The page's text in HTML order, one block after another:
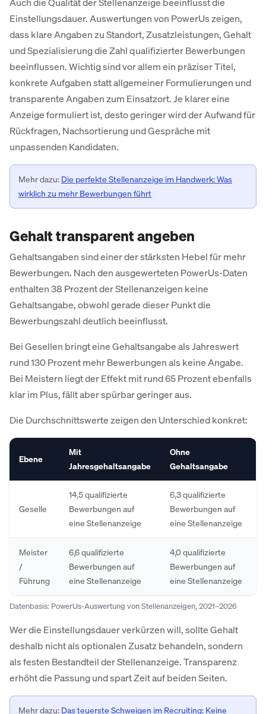
Einstellungsdauer. Auswertungen von PowerUs zeigen,
dass klare Angaben zu Standort, Zusatzleistungen, Gehalt
und Spezialisierung die Zahl qualifizierter Bewerbungen
beeinflussen. Wichtig sind vor allem ein präziser Titel,
konkrete Aufgaben statt allgemeiner Formulierungen und
transparente Angaben zum Einsatzort. Je klarer eine
Anzeige formuliert ist, desto geringer wird der Aufwand für
Rückfragen, Nachsortierung und Gespräche mit
unpassenden Kandidaten.
Mehr dazu: Die perfekte Stellenanzeige im Handwerk: Was
wirklich zu mehr Bewerbungen führt
Gehalt transparent angeben
Gehaltsangaben sind einer der stärksten Hebel für mehr
Bewerbungen. Nach den ausgewerteten PowerUs-Daten
enthalten 38 Prozent der Stellenanzeigen keine
Gehaltsangabe, obwohl gerade dieser Punkt die
Bewerbungszahl deutlich beeinflusst.
Bei Gesellen bringt eine Gehaltsangabe als Jahreswert
rund 130 Prozent mehr Bewerbungen als keine Angabe.
Bei Meistern liegt der Effekt mit rund 65 Prozent ebenfalls
klar im Plus, fällt aber spürbar geringer aus.
Die Durchschnittswerte zeigen den Unterschied konkret:
Ebene
Mit
Jahresgehaltsangabe
Ohne
Gehaltsangabe
Geselle
14,5 qualifizierte
Bewerbungen auf
eine Stellenanzeige
6,3 qualifizierte
Bewerbungen auf
eine Stellenanzeige
Meister
/
Führung
6,6 qualifizierte
Bewerbungen auf
eine Stellenanzeige
4,0 qualifizierte
Bewerbungen auf
eine Stellenanzeige
Datenbasis: PowerUs-Auswertung von Stellenanzeigen, 2021–2026
Wer die Einstellungsdauer verkürzen will, sollte Gehalt
deshalb nicht als optionalen Zusatz behandeln, sondern
als festen Bestandteil der Stellenanzeige. Transparenz
erhöht die Passung und spart Zeit auf beiden Seiten.
Mehr dazu: Das teuerste Schweigen im Recruiting: Keine